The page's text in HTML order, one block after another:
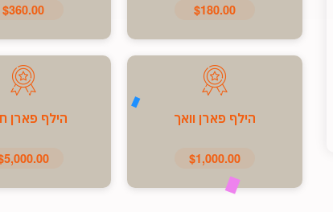
$180.00
$360.00
הילף פארן וואך
$1,000.00
הילף פארן